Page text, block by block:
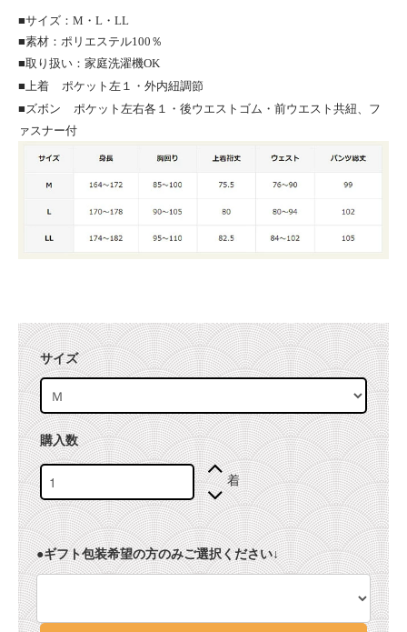
■サイズ：M・L・LL
■素材：ポリエステル100％
■取り扱い：家庭洗濯機OK
■上着
ポケット左１・外内紐調節
■ズボン
ポケット左右各１・後ウエストゴム・前ウエスト共紐、フ
ァスナー付
サイズ
購入数
着
●ギフト包装希望の方のみご選択ください↓